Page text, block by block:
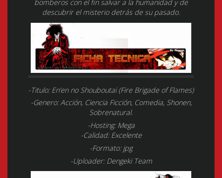
bomberos con el fin salvar a la humanidad y de
descubrir el misterio detrás de su pasado.
-Titulo: En’en no Shouboutai (Fire Brigade of Flames)
-Genero: Acción, Ciencia Ficción, Comedia, Shonen,
Sobrenatural.
-Hosting: Mega
-Calidad: Excelente
-Formato: jpg
-Uploader: Dengeki Team